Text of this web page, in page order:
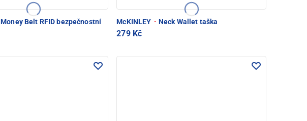
Money Belt RFID bezpečnostní
McKINLEY · Neck Wallet taška
279 Kč